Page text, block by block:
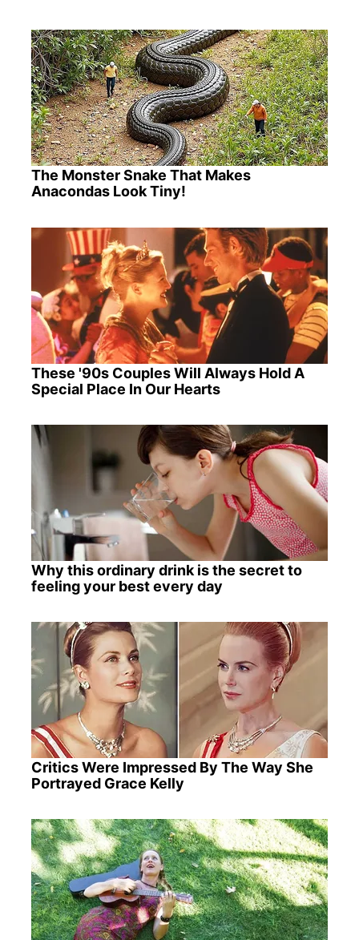
The Monster Snake That Makes
Anacondas Look Tiny!
These '90s Couples Will Always Hold A
Special Place In Our Hearts
Why this ordinary drink is the secret to
feeling your best every day
Critics Were Impressed By The Way She
Portrayed Grace Kelly